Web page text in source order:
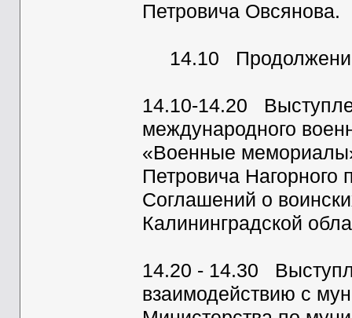
Петровича Овсянова.
14.10
14.10-14.20
международного
«Военные
Петровича Нагорного
Соглашений о
Калининградской
14.20 - 14.30
взаимодействию с